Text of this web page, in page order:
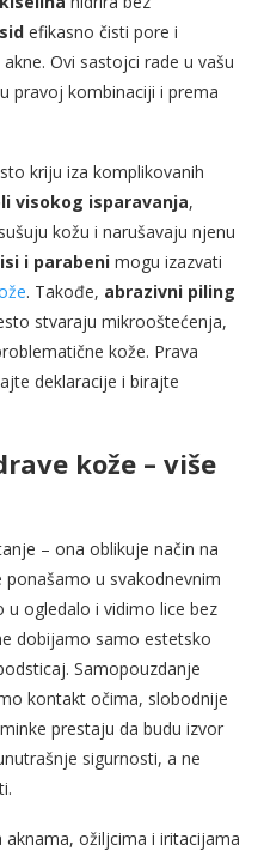
efikasno čisti pore i
Ovi sastojci rade u vašu
pravoj kombinaciji i prema
kriju iza komplikovanih
visokog isparavanja,
kožu i narušavaju njenu
i parabeni mogu izazvati
. Takođe, abrazivni piling
stvaraju mikrooštećenja,
kože. Prava
deklaracije i birajte
kože – više
– ona oblikuje način na
u svakodnevnim
u ogledalo i vidimo lice bez
dobijamo samo estetsko
Samopouzdanje
kontakt očima, slobodnije
prestaju da budu izvor
sigurnosti, a ne
ožiljcima i iritacijama